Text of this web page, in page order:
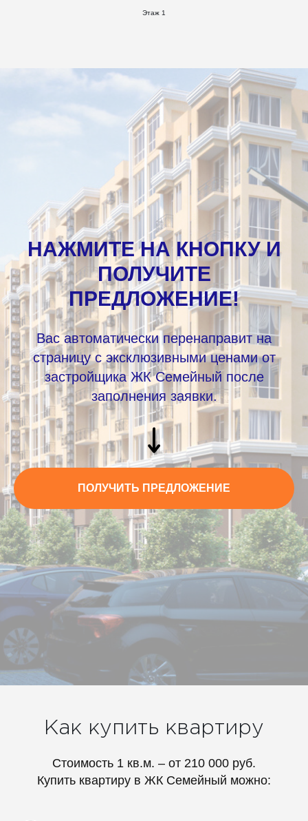
Этаж 1
НАЖМИТЕ НА КНОПКУ И
ПОЛУЧИТЕ
ПРЕДЛОЖЕНИЕ!
Вас автоматически перенаправит на
страницу с эксклюзивными ценами от
застройщика ЖК Семейный после
заполнения заявки.
ПОЛУЧИТЬ ПРЕДЛОЖЕНИЕ
Как купить квартиру
Стоимость 1 кв.м. – от 210 000 руб.
Купить квартиру в ЖК Семейный можно: